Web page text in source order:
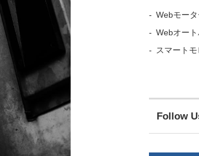
Webモー
Webオート
スマート
Follow